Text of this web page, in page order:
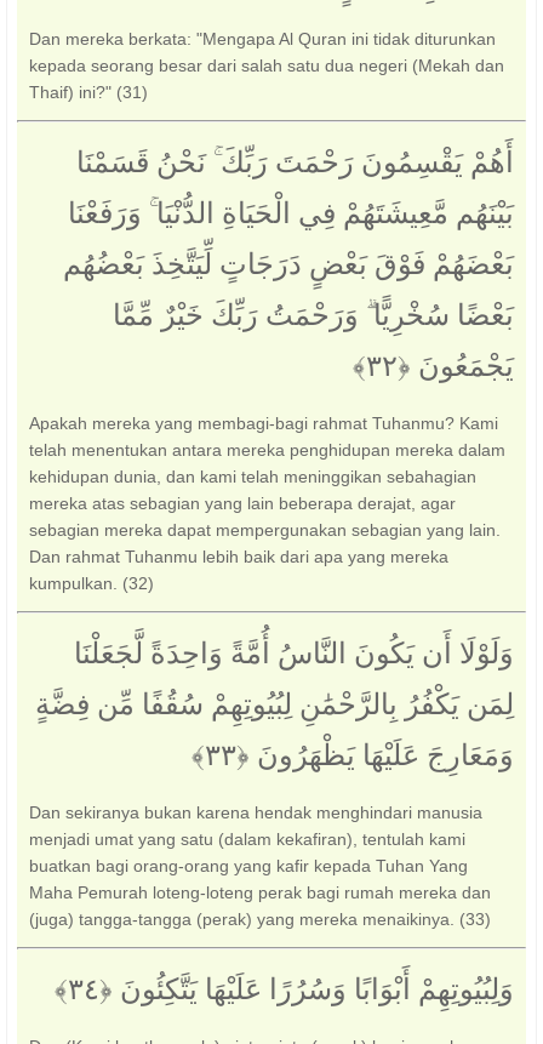
Dan mereka berkata: "Mengapa Al Quran ini tidak diturunkan
kepada seorang besar dari salah satu dua negeri (Mekah dan
Thaif) ini?" (31)
أَهُمْ يَقْسِمُونَ رَحْمَتَ رَبِّكَ ۚ نَحْنُ قَسَمْنَا
بَيْنَهُم مَّعِيشَتَهُمْ فِي الْحَيَاةِ الدُّنْيَا ۚ وَرَفَعْنَا
بَعْضَهُمْ فَوْقَ بَعْضٍ دَرَجَاتٍ لِّيَتَّخِذَ بَعْضُهُم
بَعْضًا سُخْرِيًّا ۗ وَرَحْمَتُ رَبِّكَ خَيْرٌ مِّمَّا
يَجْمَعُونَ ‎﴿٣٢﴾‏
Apakah mereka yang membagi-bagi rahmat Tuhanmu? Kami
telah menentukan antara mereka penghidupan mereka dalam
kehidupan dunia, dan kami telah meninggikan sebahagian
mereka atas sebagian yang lain beberapa derajat, agar
sebagian mereka dapat mempergunakan sebagian yang lain.
Dan rahmat Tuhanmu lebih baik dari apa yang mereka
kumpulkan. (32)
وَلَوْلَا أَن يَكُونَ النَّاسُ أُمَّةً وَاحِدَةً لَّجَعَلْنَا
لِمَن يَكْفُرُ بِالرَّحْمَٰنِ لِبُيُوتِهِمْ سُقُفًا مِّن فِضَّةٍ
وَمَعَارِجَ عَلَيْهَا يَظْهَرُونَ ‎﴿٣٣﴾‏
Dan sekiranya bukan karena hendak menghindari manusia
menjadi umat yang satu (dalam kekafiran), tentulah kami
buatkan bagi orang-orang yang kafir kepada Tuhan Yang
Maha Pemurah loteng-loteng perak bagi rumah mereka dan
(juga) tangga-tangga (perak) yang mereka menaikinya. (33)
وَلِبُيُوتِهِمْ أَبْوَابًا وَسُرُرًا عَلَيْهَا يَتَّكِئُونَ ‎﴿٣٤﴾‏